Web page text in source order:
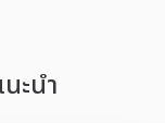
ะนำ